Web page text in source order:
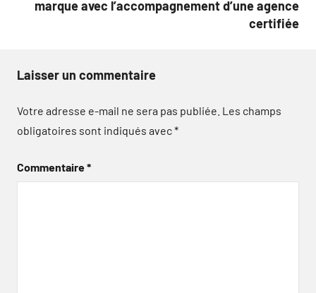
marque avec l’accompagnement d’une agence
certifiée
Laisser un commentaire
Votre adresse e-mail ne sera pas publiée. Les champs
obligatoires sont indiqués avec*
Commentaire*